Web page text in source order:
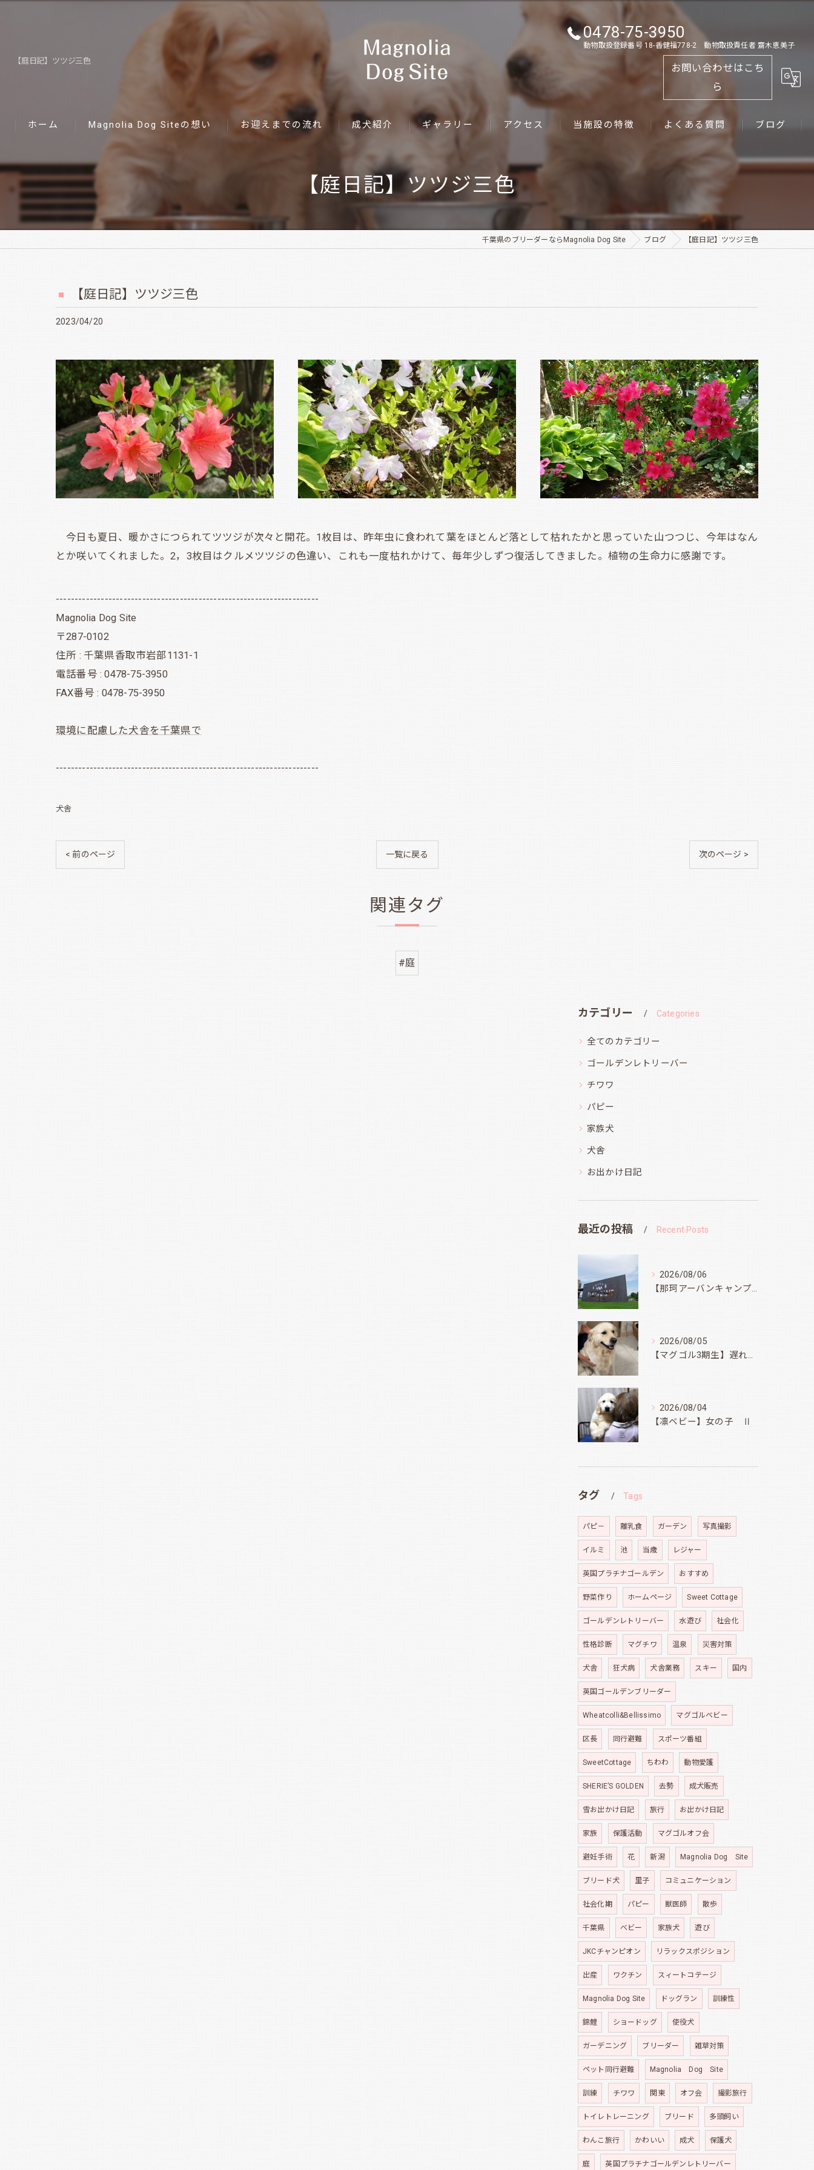
【庭日記】ツツジ三色
0478-75-3950
動物取扱登録番号 18-香健福778-2 動物取扱責任者 齋木恵美子
お問い合わせはこち
ら
ホーム Magnolia Dog Siteの想い お迎えまでの流れ 成犬紹介 ギャラリー アクセス 当施設の特徴
犬舎
よくある質問 ブログ
【庭日記】ツツジ三色
千葉県のブリーダーならMagnolia Dog Site ブログ 【庭日記】ツツジ三色
【庭日記】ツツジ三色
2023/04/20
今日も夏日、暖かさにつられてツツジが次々と開花。1枚目は、昨年虫に食われて葉をほとんど落として枯れたかと思っていた山つつじ、今年はなん
とか咲いてくれました。2，3枚目はクルメツツジの色違い、これも一度枯れかけて、毎年少しずつ復活してきました。植物の生命力に感謝です。
----------------------------------------------------------------------
Magnolia Dog Site
〒287-0102
住所 : 千葉県香取市岩部1131-1
電話番号 : 0478-75-3950
FAX番号 : 0478-75-3950
環境に配慮した犬舎を千葉県で
----------------------------------------------------------------------
犬舎
< 前のページ 一覧に戻る 次のページ >
関連タグ
#庭
カテゴリー Categories
全てのカテゴリー
ゴールデンレトリーバー
チワワ
パピー
家族犬
犬舎
お出かけ日記
最近の投稿 Recent Posts
2026/08/06
【那珂アーバンキャンプフィールド】
2026/08/05
【マグゴル3期生】遅ればせながら
2026/08/04
【凛ベビー】女の子 Ⅱ
タグ Tags
パピ－ 離乳食 ガーデン 写真撮影
イルミ 池 当歳 レジャー
英国プラチナゴールデン おすすめ
野菜作り ホームページ Sweet Cottage
ゴールデンレトリーバー 水遊び 社会化
性格診断 マグチワ 温泉 災害対策
犬舎 狂犬病 犬舎業務 スキー 国内
英国ゴールデンブリーダー
Wheatcolli&Bellissimo マグゴルベビー
区長 同行避難 スポーツ番組
SweetCottage ちわわ 動物愛護
SHERIE’S GOLDEN 去勢 成犬販売
雪お出かけ日記 旅行 お出かけ日記
家族 保護活動 マグゴルオフ会
避妊手術 花 新潟 Magnolia Dog Site
ブリード犬 里子 コミュニケーション
社会化期 パピー 獣医師 散歩
千葉県 ベビー 家族犬 遊び
JKCチャンピオン リラックスポジション
出産 ワクチン スィートコテージ
Magnolia Dog Site ドッグラン 訓練性
錦鯉 ショードッグ 使役犬
ガーデニング ブリーダー 雑草対策
ペット同行避難 Magnolia Dog Site
訓練 チワワ 関東 オフ会 撮影旅行
トイレトレーニング ブリード 多頭飼い
わんこ旅行 かわいい 成犬 保護犬
庭 英国プラチナゴールデンレトリーバー